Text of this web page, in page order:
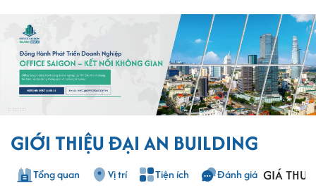
GIỚI THIỆU ĐẠI AN BUILDING
Tổng quan Vị trí Tiện ích Đánh giá GIÁ